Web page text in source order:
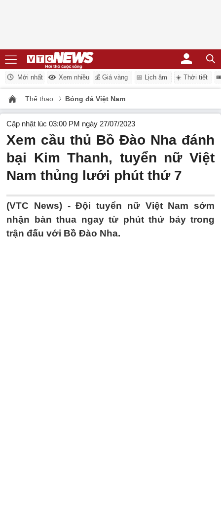
Mới nhất Xem nhiều 💰 Giá vàng 📅 Lịch âm ☀️ Thời tiết
Thể thao Bóng đá Việt Nam
Cập nhật lúc 03:00 PM ngày 27/07/2023
Xem cầu thủ Bồ Đào Nha đánh
bại Kim Thanh, tuyển nữ Việt
Nam thủng lưới phút thứ 7
(VTC News) -Đội tuyển nữ Việt Nam sớm
nhận bàn thua ngay từ phút thứ bảy trong
trận đấu với Bồ Đào Nha.